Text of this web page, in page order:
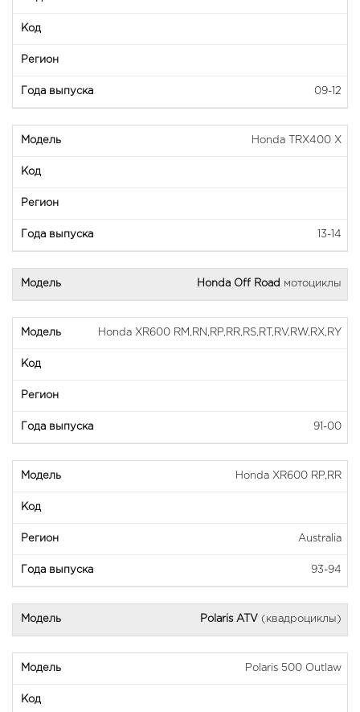
09-12
Honda TRX400 X
13-14
Honda Off Road мотоциклы
Honda XR600 RM,RN,RP,RR,RS,RT,RV,RW,RX,RY
91-00
Honda XR600 RP,RR
Australia
93-94
Polaris ATV (квадроциклы)
Polaris 500 Outlaw